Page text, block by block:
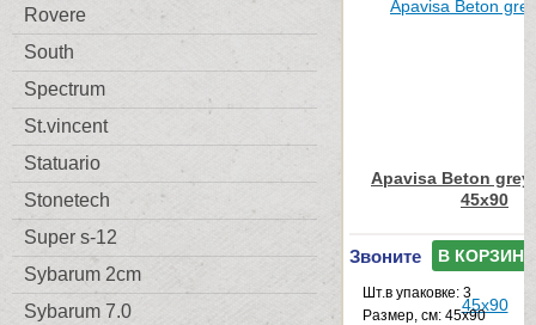
Rovere
South
Spectrum
St.vincent
Statuario
Stonetech
Super s-12
Sybarum 2cm
Sybarum 7.0
Apavisa Beton
45x90
Звоните В КОРЗИНУ
Шт.в упаковке: 3
Размер, см: 45x90